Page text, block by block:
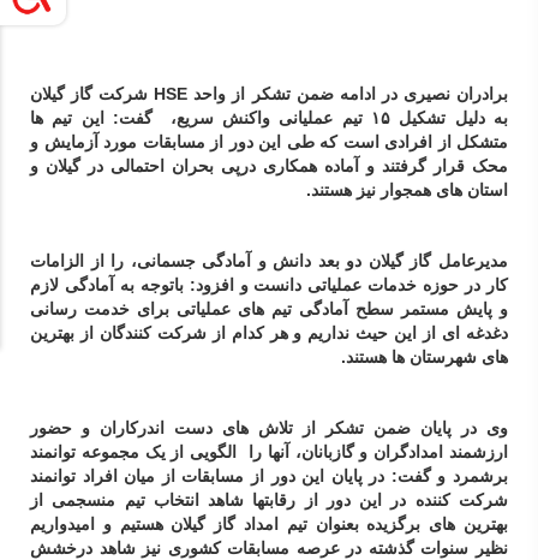
برادران نصیری در ادامه ضمن تشکر از واحد HSE شرکت گاز گیلان
به دلیل تشکیل ۱۵ تیم عملیانی واکنش سریع، گفت: این تیم ها
متشکل از افرادی است که طی این دور از مسابقات مورد آزمایش و
محک قرار گرفتند و آماده همکاری درپی بحران احتمالی در گیلان و
استان های همجوار نیز هستند.
مدیرعامل گاز گیلان دو بعد دانش و آمادگی جسمانی، را از الزامات
کار در حوزه خدمات عملیاتی دانست و افزود: باتوجه به آمادگی لازم
و پایش مستمر سطح آمادگی تیم های عملیاتی برای خدمت رسانی
دغدغه ای از این حیث نداریم و هر کدام از شرکت کنندگان از بهترین
های شهرستان ها هستند.
وی در پایان ضمن تشکر از تلاش های دست اندرکاران و حضور
ارزشمند امدادگران و گازبانان، آنها را الگویی از یک مجموعه توانمند
برشمرد و گفت: در پایان این دور از مسابقات از میان افراد توانمند
شرکت کننده در این دور از رقابتها شاهد انتخاب تیم منسجمی از
بهترین های برگزیده بعنوان تیم امداد گاز گیلان هستیم و امیدواریم
نظیر سنوات گذشته در عرصه مسابقات کشوری نیز شاهد درخشش